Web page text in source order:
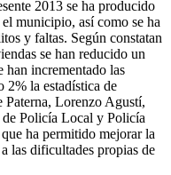
2013 se ha producido
municipio, así como se ha
y faltas. Según constatan
se han reducido un
han incrementado las
2% la estadística de
Paterna, Lorenzo Agustí,
de Policía Local y Policía
ha permitido mejorar la
las dificultades propias de